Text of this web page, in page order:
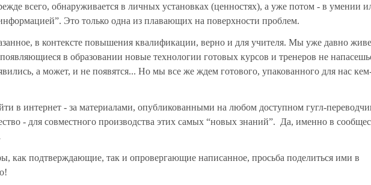
всего, обнаруживается в личных установках (ценностях), а уже потом - в умении
Это только одна из плавающих на поверхности проблем.
в контексте повышения квалификации, верно и для учителя. Мы уже давно
появляющиеся в образовании новые технологии готовых курсов и тренеров не
а может, и не появятся... Но мы все же ждем готового, упакованного для нас
в интернет - за материалами, опубликованными на любом доступном гугл-
- для совместного производства этих самых “новых знаний”. Да, именно в
как подтверждающие, так и опровергающие написанное, просьба поделиться ими в